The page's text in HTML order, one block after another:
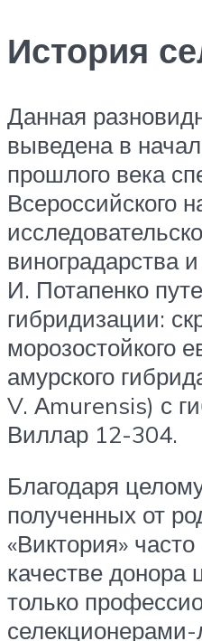
История
Данная
выведена в
прошлого века
Всероссийского
виноградарства
И. Потапенко
гибридизации:
морозостойкого
амурского
V. Аmurensis) с
Виллар 12-304.
Благодаря
полученных от
«Виктория»
качестве донора
только